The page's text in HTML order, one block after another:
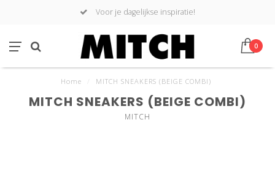
Voor je dagelijkse inspiratie!
0
Home MITCH SNEAKERS (BEIGE COMBI)
MITCH SNEAKERS (BEIGE COMBI)
MITCH